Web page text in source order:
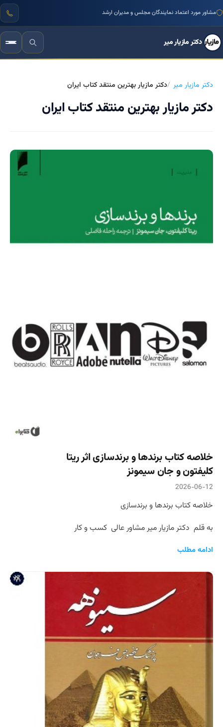
مشاور مورد اعتماد نمایندگان مجلس و مدیران ارشد
دکتر مازیار میر
دکتر مازیار میر دکتر مازیار بهترین منتقد کتاب ایران
دکتر مازیار بهترین منتقد کتاب ایران
خلاصه کتاب برندها و برندسازی اثر ریتا
کلیفتون و جان سیمونز
2026-06-12
خلاصه کتاب برندها و برندسازی
به قلم دکتر مازیار میر مشاور عالی کسب و کار
ادامه مطلب